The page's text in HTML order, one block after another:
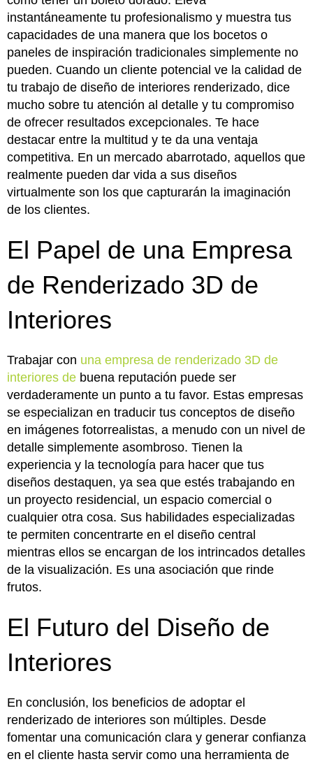
instantáneamente tu profesionalismo y muestra tus
capacidades de una manera que los bocetos o
paneles de inspiración tradicionales simplemente no
pueden. Cuando un cliente potencial ve la calidad de
tu trabajo de diseño de interiores renderizado, dice
mucho sobre tu atención al detalle y tu compromiso
de ofrecer resultados excepcionales. Te hace
destacar entre la multitud y te da una ventaja
competitiva. En un mercado abarrotado, aquellos que
realmente pueden dar vida a sus diseños
virtualmente son los que capturarán la imaginación
de los clientes.
El Papel de una Empresa
de Renderizado 3D de
Interiores
Trabajar con una empresa de renderizado 3D de
interiores de buena reputación puede ser
verdaderamente un punto a tu favor. Estas empresas
se especializan en traducir tus conceptos de diseño
en imágenes fotorrealistas, a menudo con un nivel de
detalle simplemente asombroso. Tienen la
experiencia y la tecnología para hacer que tus
diseños destaquen, ya sea que estés trabajando en
un proyecto residencial, un espacio comercial o
cualquier otra cosa. Sus habilidades especializadas
te permiten concentrarte en el diseño central
mientras ellos se encargan de los intrincados detalles
de la visualización. Es una asociación que rinde
frutos.
El Futuro del Diseño de
Interiores
En conclusión, los beneficios de adoptar el
renderizado de interiores son múltiples. Desde
fomentar una comunicación clara y generar confianza
en el cliente hasta servir como una herramienta de